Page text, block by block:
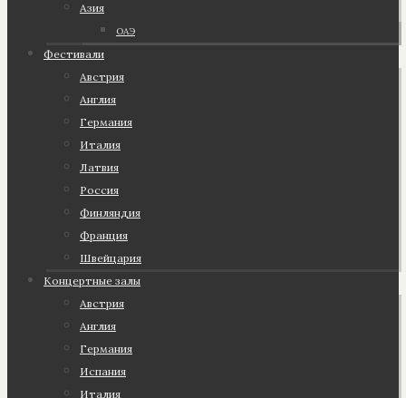
Азия
ОАЭ
Фестивали
Австрия
Англия
Германия
Италия
Латвия
Россия
Финляндия
Франция
Швейцария
Концертные залы
Австрия
Англия
Германия
Испания
Италия